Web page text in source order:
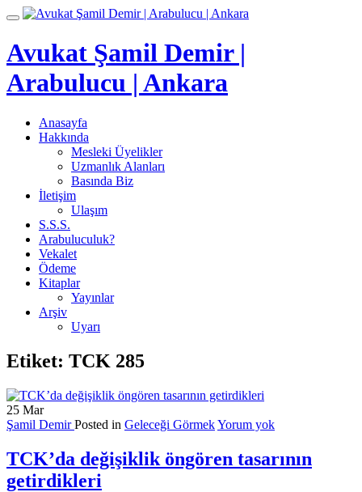
İçeriğe
Toggle
Avukat Şamil Demir |
Arabulucu | Ankara
Anasayfa
Hakkında
Mesleki Üyelikler
Uzmanlık Alanları
Basında Biz
İletişim
Ulaşım
S.S.S.
Arabuluculuk?
Vekalet
Ödeme
Kitaplar
Yayınlar
Arşiv
Uyarı
Etiket: TCK 285
25 Mar
Şamil DemirPosted in Geleceği GörmekYorum yok
TCK’da değişiklik öngören tasarının
getirdikleri